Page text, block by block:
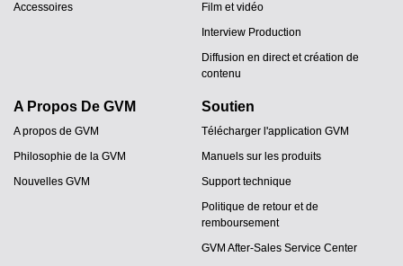
Accessoires
Film et vidéo
Interview Production
Diffusion en direct et création de
contenu
A Propos De GVM
A propos de GVM
Philosophie de la GVM
Nouvelles GVM
Soutien
Télécharger l'application GVM
Manuels sur les produits
Support technique
Politique de retour et de
remboursement
GVM After-Sales Service Center